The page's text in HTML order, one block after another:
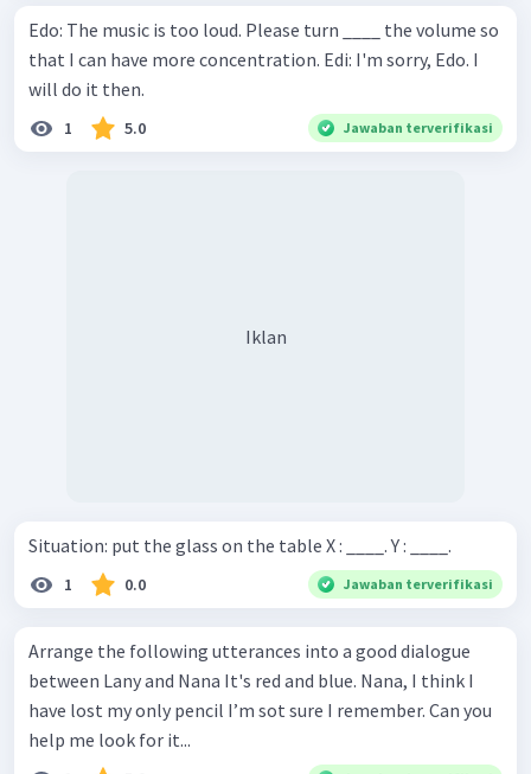
Edo: The music is too loud. Please turn ____ the volume so
that I can have more concentration. Edi: I'm sorry, Edo. I
will do it then.
1 5.0 Jawaban terverifikasi
Iklan
Situation: put the glass on the table X : ____. Y : ____.
1 0.0 Jawaban terverifikasi
Arrange the following utterances into a good dialogue
between Lany and Nana It's red and blue. Nana, I think I
have lost my only pencil I’m sot sure I remember. Can you
help me look for it...